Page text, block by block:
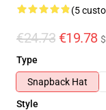
(5
€24.73 €19.78
Type
Snapback Hat
Style